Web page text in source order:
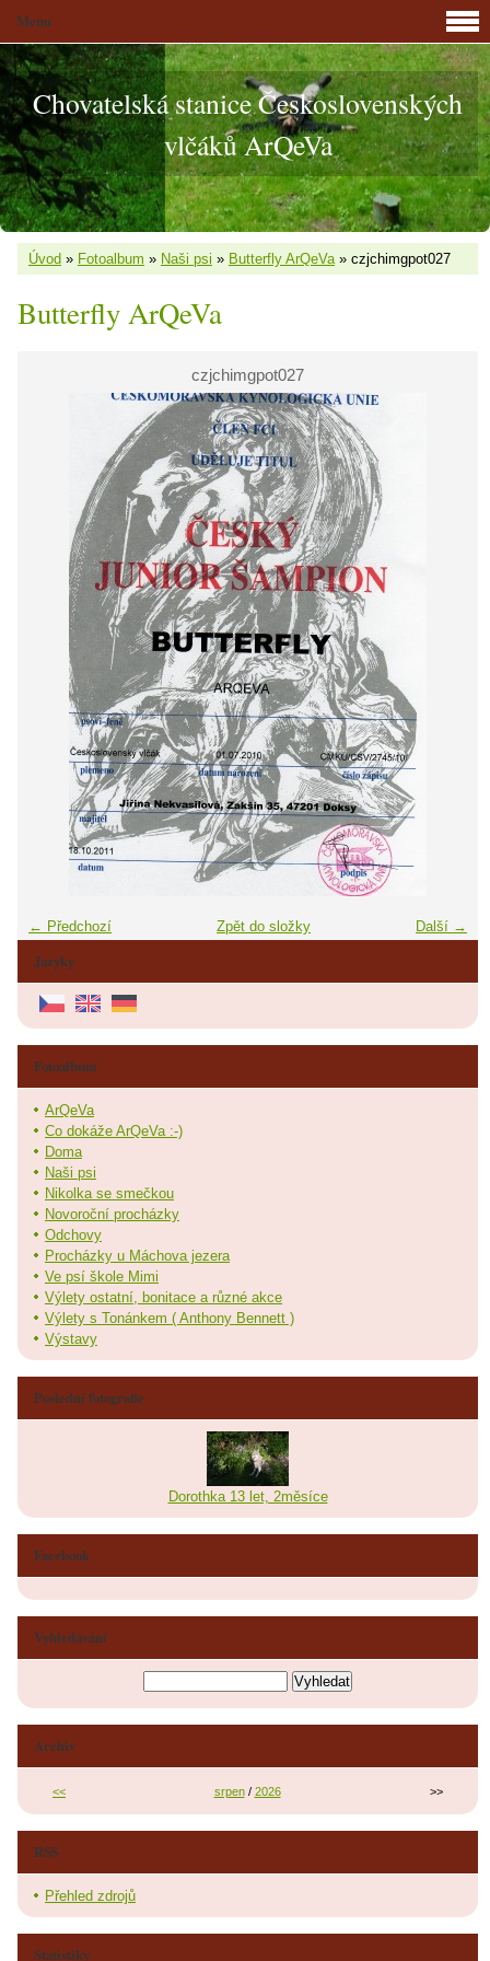
Chovatelská stanice Československých
vlčáků ArQeVa
Úvod » Fotoalbum » Naši psi » Butterfly ArQeVa» czjchimgpot027
Butterfly ArQeVa
czjchimgpot027
← Předchozí Další →
Zpět do složky
Jazyky
Menu
Fotoalbum
ArQeVa
Co dokáže ArQeVa :-)
Doma
Naši psi
Nikolka se smečkou
Novoroční procházky
Odchovy
Procházky u Máchova jezera
Ve psí škole Mimi
Výlety ostatní, bonitace a různé akce
Výlety s Tonánkem ( Anthony Bennett )
Výstavy
Poslední fotografie
Dorothka 13 let, 2měsíce
Facebook
Vyhledávání
Archiv
<< srpen/ 2026 >>
RSS
Přehled zdrojů
Statistiky